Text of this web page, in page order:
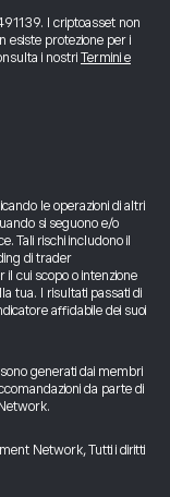
I criptoasset non
esiste protezione per i
i nostri Termini e
le operazioni di altri
si seguono e/o
Tali rischi includono il
di trader
cui scopo o intenzione
tua. I risultati passati di
affidabile dei suoi
generati dai membri
da parte di
Network, Tutti i diritti